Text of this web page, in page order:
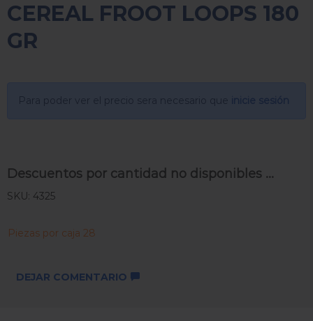
CEREAL FROOT LOOPS 180
GR
Para poder ver el precio sera necesario que
Descuentos por cantidad no disponibles ...
SKU: 4325
Piezas por caja 28
DEJAR COMENTARIO